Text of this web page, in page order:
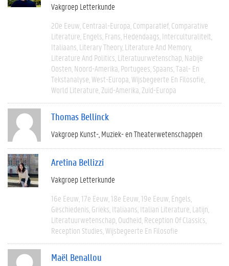
Vakgroep Letterkunde
20e Eeuw Centraal-Europa Comparatief Comparative
Literature Engels Frans Hedendaags Interculturaliteit
Italiaans Literary Theory Literature And Memory
Literature And Politics Literatuurwetenschap Nabije
Oosten Noord-Amerika Portugees Spaans Taal- En
Tekstanalyse West-Europa Wijsbegeerte En Filosofie
World Literature Zuid-Amerika Zuid-Europa
Thomas Bellinck
Vakgroep Kunst-, Muziek- en Theaterwetenschappen
Aretina Bellizzi
Vakgroep Letterkunde
16e Eeuw 17e Eeuw 18e Eeuw 19e Eeuw Engels
Geschiedenis Grieks Italiaans Italian Literature Latijn
Literatuurwetenschap Oudheid Reception Of Classics
Reception Studies Wijsbegeerte En Filosofie
Maël Benallou